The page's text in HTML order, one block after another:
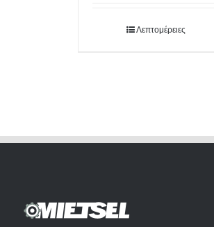
Λεπτομέρειες